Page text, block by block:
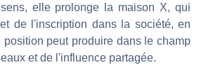
elle prolonge la maison X, qui
et de l'inscription dans la société, en
position peut produire dans le champ
et de l'influence partagée.